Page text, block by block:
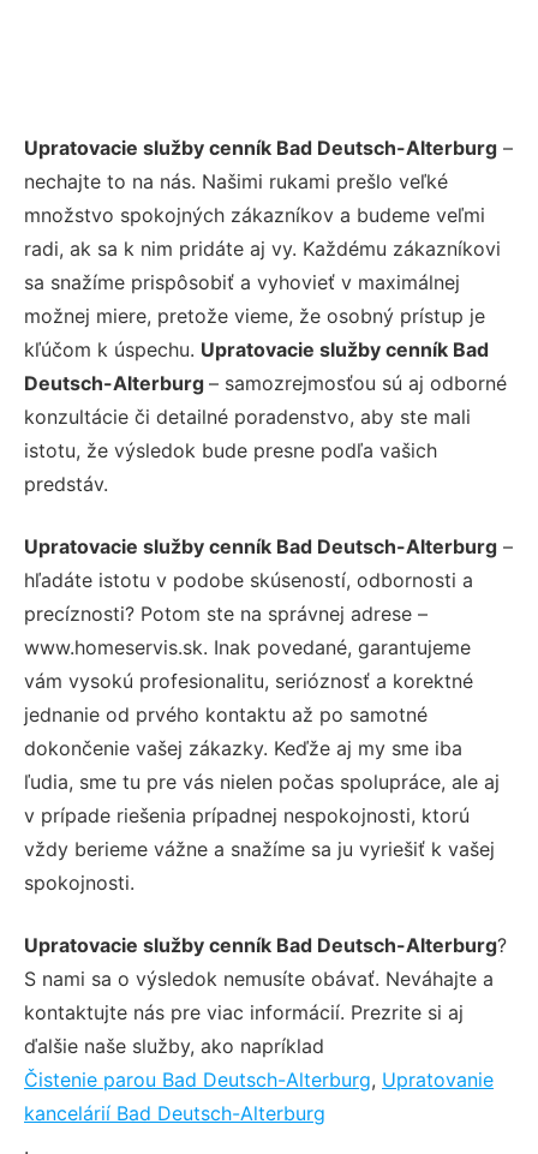
Upratovacie služby cenník Bad Deutsch-Alterburg –
nechajte to na nás. Našimi rukami prešlo veľké
množstvo spokojných zákazníkov a budeme veľmi
radi, ak sa k nim pridáte aj vy. Každému zákazníkovi
sa snažíme prispôsobiť a vyhovieť v maximálnej
možnej miere, pretože vieme, že osobný prístup je
kľúčom k úspechu. Upratovacie služby cenník Bad
Deutsch-Alterburg – samozrejmosťou sú aj odborné
konzultácie či detailné poradenstvo, aby ste mali
istotu, že výsledok bude presne podľa vašich
predstáv.
Upratovacie služby cenník Bad Deutsch-Alterburg –
hľadáte istotu v podobe skúseností, odbornosti a
precíznosti? Potom ste na správnej adrese –
www.homeservis.sk. Inak povedané, garantujeme
vám vysokú profesionalitu, serióznosť a korektné
jednanie od prvého kontaktu až po samotné
dokončenie vašej zákazky. Keďže aj my sme iba
ľudia, sme tu pre vás nielen počas spolupráce, ale aj
v prípade riešenia prípadnej nespokojnosti, ktorú
vždy berieme vážne a snažíme sa ju vyriešiť k vašej
spokojnosti.
Upratovacie služby cenník Bad Deutsch-Alterburg?
S nami sa o výsledok nemusíte obávať. Neváhajte a
kontaktujte nás pre viac informácií. Prezrite si aj
ďalšie naše služby, ako napríklad
Čistenie parou Bad Deutsch-Alterburg, Upratovanie
kancelárií Bad Deutsch-Alterburg
.